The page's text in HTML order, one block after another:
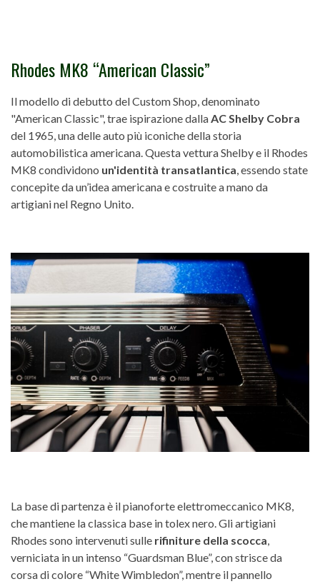
Rhodes MK8 “American Classic”
Il modello di debutto del Custom Shop, denominato
"American Classic", trae ispirazione dallaAC Shelby Cobra
del 1965, una delle auto più iconiche della storia
automobilistica americana. Questa vettura Shelby e il Rhodes
MK8 condividono un'identità transatlantica, essendo state
concepite da un’idea americana e costruite a mano da
artigiani nel Regno Unito.
La base di partenza è il pianoforte elettromeccanico MK8,
che mantiene la classica base in tolex nero. Gli artigiani
Rhodes sono intervenuti sulle rifiniture della scocca,
verniciata in un intenso “Guardsman Blue”, con strisce da
corsa di colore “White Wimbledon”, mentre il pannello